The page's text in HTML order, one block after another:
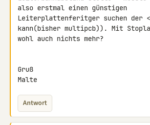
also erstmal einen günstigen
Leiterplattenferitger suchen der
kann(bisher multipcb)). Mit
wohl auch nichts mehr?
Gruß
Malte
Antwort